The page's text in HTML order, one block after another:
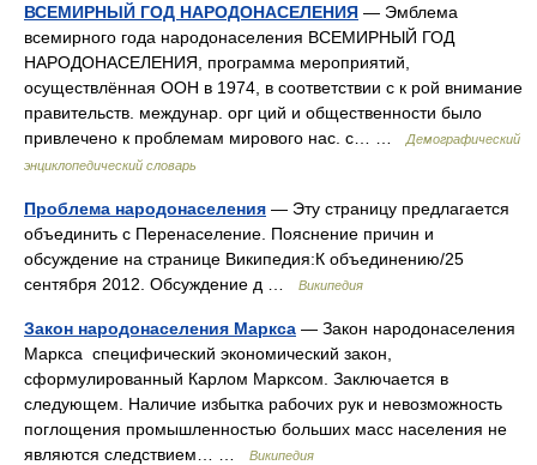
ВСЕМИРНЫЙ ГОД НАРОДОНАСЕЛЕНИЯ — Эмблема
всемирного года народонаселения ВСЕМИРНЫЙ ГОД
НАРОДОНАСЕЛЕНИЯ, программа мероприятий,
осуществлённая ООН в 1974, в соответствии с к рой внимание
правительств. междунар. орг ций и общественности было
привлечено к проблемам мирового нас. с… …
Демографический
энциклопедический словарь
Проблема народонаселения — Эту страницу предлагается
объединить с Перенаселение. Пояснение причин и
обсуждение на странице Википедия:К объединению/25
сентября 2012. Обсуждение д …
Википедия
Закон народонаселения Маркса — Закон народонаселения
Маркса специфический экономический закон,
сформулированный Карлом Марксом. Заключается в
следующем. Наличие избытка рабочих рук и невозможность
поглощения промышленностью больших масс населения не
являются следствием… …
Википедия